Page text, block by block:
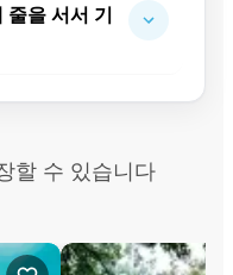
을 서서 기
할 수 있습니다